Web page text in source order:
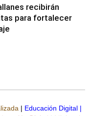
recibirán
para fortalecer
| Educación Digital |